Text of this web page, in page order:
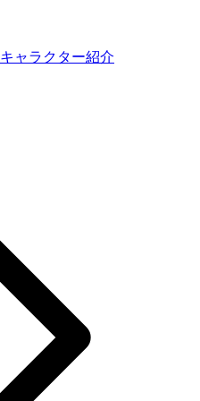
キャラクター紹介